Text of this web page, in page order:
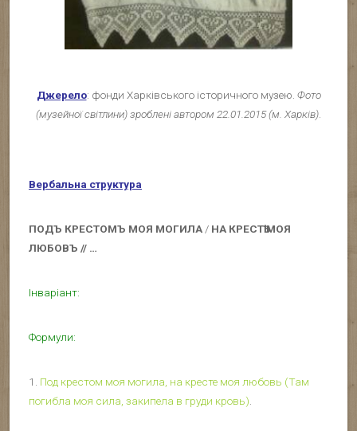
Джерело: фонди Харківського історичного музею. Фото
(музейної світлини) зроблені автором 22.01.2015 (м. Харків)
Вербальна структура
ПОДЪ КРЕСТОМЪ МОЯ МОГИЛА / НА КРЕСТѢ МОЯ
ЛЮБОВЪ // …
Інваріант:
Формули:
1. Под крестом моя могила, на кресте моя любовь (Там
погибла моя сила, закипела в груди кровь)